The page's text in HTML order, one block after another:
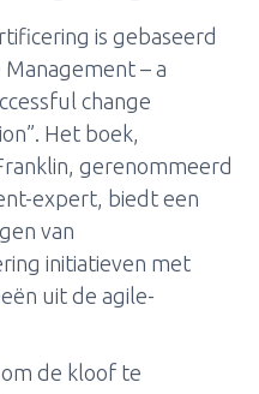
is gebaseerd
– a
change
Het boek,
gerenommeerd
expert, biedt een
van
initiatieven met
uit de agile-
de kloof te